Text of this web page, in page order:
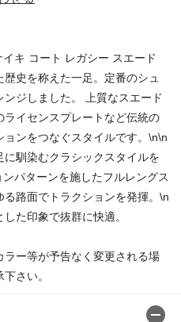
キ コート レガシー スエード
史を称えた一足。定番のシュ
ジしました。 上質なスエード
イセンスプレートなど伝統の
ンをつなぐスタイルです。\n\n
馴染むクラシックスタイルを
パターンを施したフルレングス
路面でトラクションを発揮。\n
た印象で抜群に快適。
ー等が予告なく変更される場
さい。